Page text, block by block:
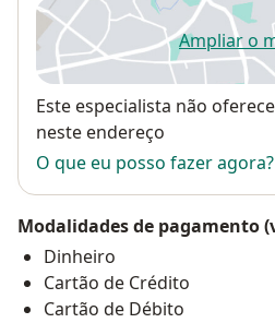
Ampliar o
Disponibilidade
Este especialista não
neste endereço
O que eu posso fazer agora?
Modalidades de pagamento
Dinheiro
Cartão de Crédito
Cartão de Débito